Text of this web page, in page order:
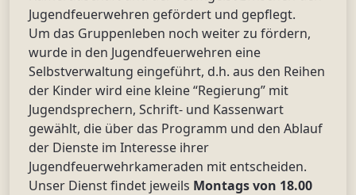
Jugendfeuerwehren gefördert und gepflegt.
Um das Gruppenleben noch weiter zu fördern,
wurde in den Jugendfeuerwehren eine
Selbstverwaltung eingeführt, d.h. aus den Reihen
der Kinder wird eine kleine “Regierung” mit
Jugendsprechern, Schrift- und Kassenwart
gewählt, die über das Programm und den Ablauf
der Dienste im Interesse ihrer
Jugendfeuerwehrkameraden mit entscheiden.
Unser Dienst findet jeweils Montags von 18.00